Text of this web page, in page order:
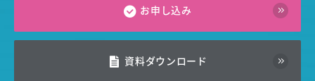
お申し込み
資料ダウンロード